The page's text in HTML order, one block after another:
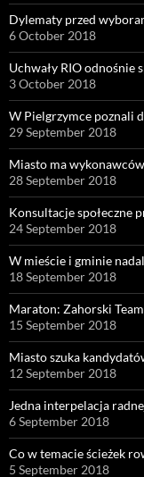
Dylematy przed
6 October 2018
Uchwały RIO odnośnie
3 October 2018
W Pielgrzymce poznali
29 September 2018
Miasto ma
28 September 2018
Konsultacje społeczne
24 September 2018
W mieście i gminie
18 September 2018
Maraton: Zahorski
15 September 2018
Miasto szuka
12 September 2018
Jedna interpelacja
6 September 2018
Co w temacie ścieżek
5 September 2018